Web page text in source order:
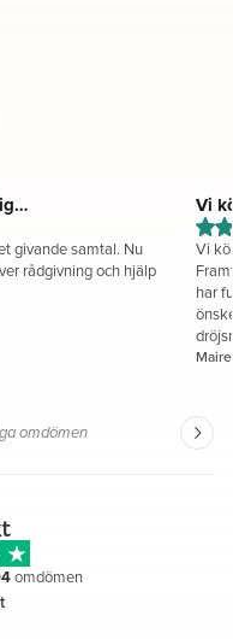
givande samtal. Nu
rådgivning och hjälp
Vi
Vi
har
omdömen
omdömen